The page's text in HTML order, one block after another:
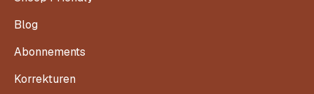
Blog
Abonnements
Korrekturen